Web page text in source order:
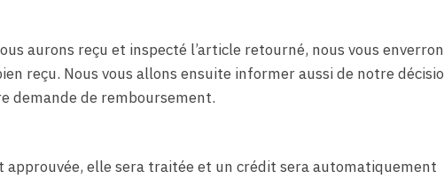
aurons reçu et inspecté l’article retourné, nous vous
reçu. Nous vous allons ensuite informer aussi de notre
demande de remboursement.
approuvée, elle sera traitée et un crédit sera automatiquement